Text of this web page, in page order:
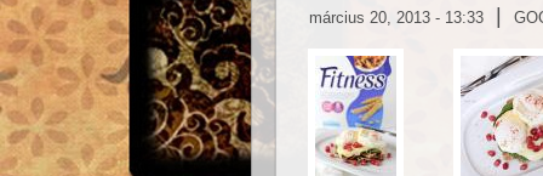
március 20, 2013 - 13:33 |